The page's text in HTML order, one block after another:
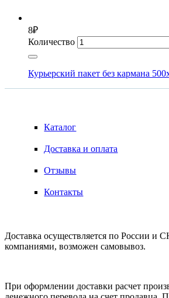
8₽
Количество
Курьерский пакет без кармана
Каталог
Доставка и оплата
Отзывы
Контакты
Доставка осуществляется по России и
компаниями, возможен самовывоз.
При оформлении доставки расчет